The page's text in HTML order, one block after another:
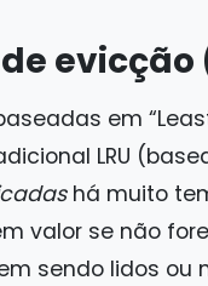
evicção
em
LRU
há muito
valor se não
sendo lidos ou